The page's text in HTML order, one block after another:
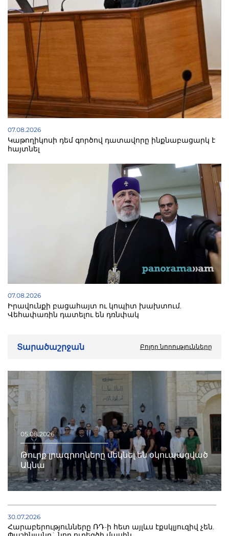
07.08.2026
Կաթողիկոսի դեմ գործով դատավորը ինքնաբացարկ է
հայտնել
07.08.2026
Իրավունքի բացահայտ ու կոպիտ խախտում.
Վեհափառին դատելու են դռնփակ
Տարածաշրջան Բոլոր նորությունները
05.08.2026
Թուրք լրագրողները մեկնել են օկուպացված
Ակնա
30.07.2026
Հարաբերությունները ՌԴ-ի հետ այլևս էքսկլյուզիվ չեն.